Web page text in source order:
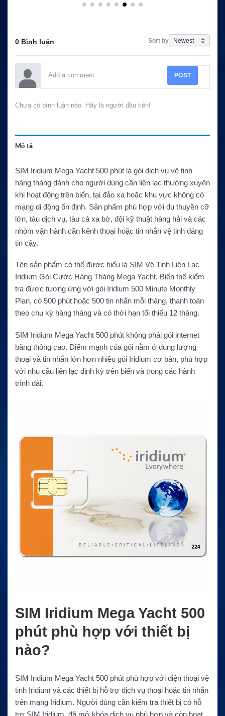
0 Bình luận Sort by
POST
Chưa có bình luận nào. Hãy là người đầu tiên!
Mô tả
SIM Iridium Mega Yacht 500 phút là gói dịch vụ vệ tinh
hàng tháng dành cho người dùng cần liên lạc thường xuyên
khi hoạt động trên biển, tại đảo xa hoặc khu vực không có
mạng di động ổn định. Sản phẩm phù hợp với du thuyền cỡ
lớn, tàu dịch vụ, tàu cá xa bờ, đội kỹ thuật hàng hải và các
nhóm vận hành cần kênh thoại hoặc tin nhắn vệ tinh đáng
tin cậy.
Tên sản phẩm có thể được hiểu là SIM Vệ Tinh Liên Lạc
Iridium Gói Cước Hàng Tháng Mega Yacht. Biến thể kiểm
tra được tương ứng với gói Iridium 500 Minute Monthly
Plan, có 500 phút hoặc 500 tin nhắn mỗi tháng, thanh toán
theo chu kỳ hàng tháng và có thời hạn tối thiểu 12 tháng.
SIM Iridium Mega Yacht 500 phút không phải gói internet
băng thông cao. Điểm mạnh của gói nằm ở dung lượng
thoại và tin nhắn lớn hơn nhiều gói Iridium cơ bản, phù hợp
với nhu cầu liên lạc định kỳ trên biển và trong các hành
trình dài.
SIM Iridium Mega Yacht 500
phút phù hợp với thiết bị
nào?
SIM Iridium Mega Yacht 500 phút phù hợp với điện thoại vệ
tinh Iridium và các thiết bị hỗ trợ dịch vụ thoại hoặc tin nhắn
trên mạng Iridium. Người dùng cần kiểm tra thiết bị có hỗ
trợ SIM Iridium, đã mở khóa dịch vụ phù hợp và còn hoạt